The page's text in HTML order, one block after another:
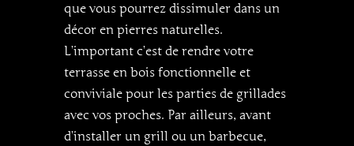
que vous pourrez dissimuler dans un
décor en pierres naturelles.
L’important c’est de rendre votre
terrasse en bois fonctionnelle et
conviviale pour les parties de grillades
avec vos proches. Par ailleurs, avant
d’installer un grill ou un barbecue,